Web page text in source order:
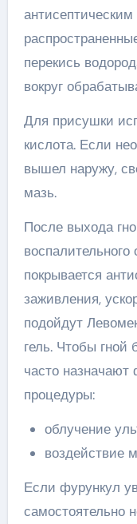
перекись
вокруг
Для присушки
кислота. Если
вышел наружу,
мазь.
После выхода
покрывается
заживления,
подойдут
гель. Чтобы
часто назначают
процедуры:
облучение
воздействие
Если фурункул
самостоятельно